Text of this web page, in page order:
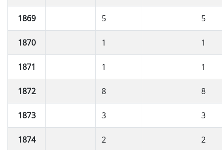
1869 5 5
1870 1 1
1871 1 1
1872 8 8
1873 3 3
1874 2 2